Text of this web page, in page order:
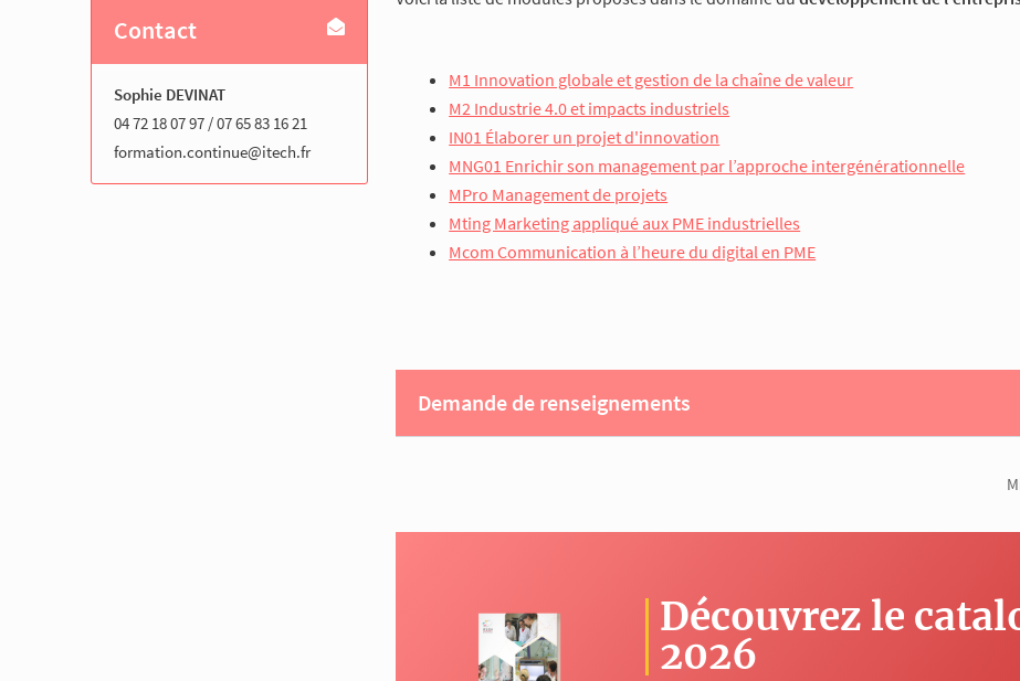
Contact
Sophie DEVINAT
04 72 18 07 97 / 07 65 83 16 21
formation.continue@itech.fr
M1 Innovation globale et gestion de la chaîne de valeur
M2 Industrie 4.0 et impacts industriels
IN01 Élaborer un projet d'innovation
MNG01 Enrichir son management par l’approche intergénérationnelle
MPro Management de projets
Mting Marketing appliqué aux PME industrielles
Mcom Communication à l’heure du digital en PME
Demande de renseignements
Découvrez le
2026